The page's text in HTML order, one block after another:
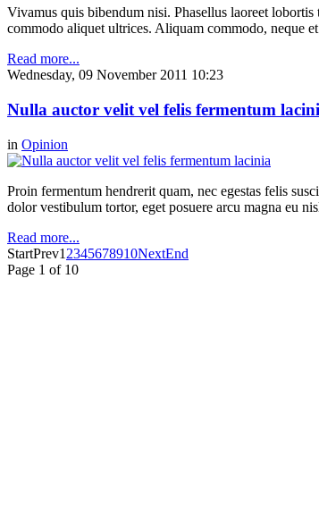
Vivamus quis bibendum nisi. Phasellus laoreet
commodo aliquet ultrices. Aliquam commodo, neque
Read more...
Wednesday, 09 November 2011 10:23
Nulla auctor velit vel felis fermentum
in Opinion
Proin fermentum hendrerit quam, nec egestas felis
dolor vestibulum tortor, eget posuere arcu magna eu
Read more...
StartPrev1 2345678910NextEnd
Page 1 of 10